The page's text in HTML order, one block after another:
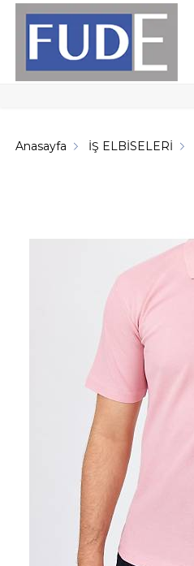
Anasayfa İŞ ELBİSELERİ